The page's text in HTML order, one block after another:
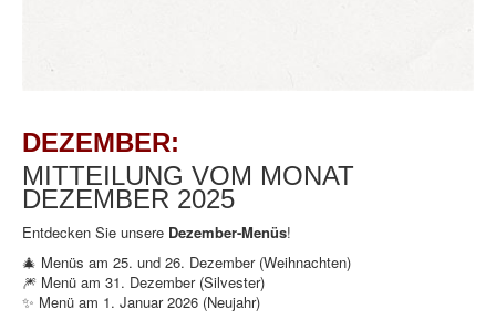
DEZEMBER:
MITTEILUNG VOM MONAT
DEZEMBER 2025
Entdecken Sie unsere Dezember-Menüs!
🎄 Menüs am 25. und 26. Dezember (Weihnachten)
🎆 Menü am 31. Dezember (Silvester)
✨ Menü am 1. Januar 2026 (Neujahr)